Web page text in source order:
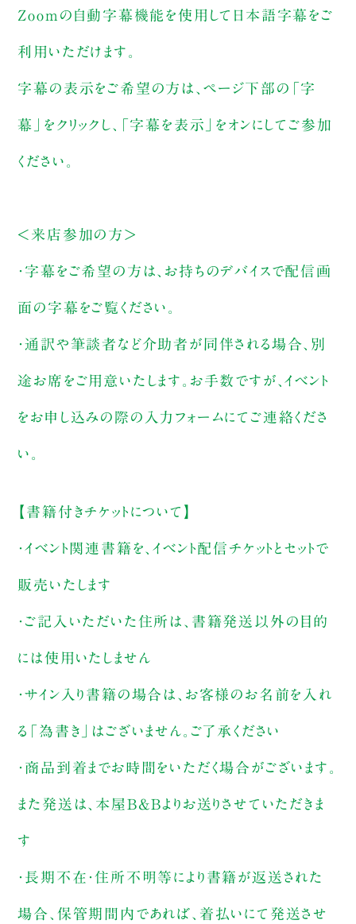
Zoomの自動字幕機能を使用して日本語字幕をご
利用いただけます。
字幕の表示をご希望の方は、ページ下部の「字
幕」をクリックし、「字幕を表示」をオンにしてご参加
ください。
＜来店参加の方＞
・字幕をご希望の方は、お持ちのデバイスで配信画
面の字幕をご覧ください。
・通訳や筆談者など介助者が同伴される場合、別
途お席をご用意いたします。お手数ですが、イベント
をお申し込みの際の入力フォームにてご連絡くださ
い。
【書籍付きチケットについて】
・イベント関連書籍を、イベント配信チケットとセットで
販売いたします
・ご記入いただいた住所は、書籍発送以外の目的
には使用いたしません
・サイン入り書籍の場合は、お客様のお名前を入れ
る「為書き」はございません。ご了承ください
・商品到着までお時間をいただく場合がございます。
また発送は、本屋B&Bよりお送りさせていただきま
す
・長期不在・住所不明等により書籍が返送された
場合、保管期間内であれば、着払いにて発送させ